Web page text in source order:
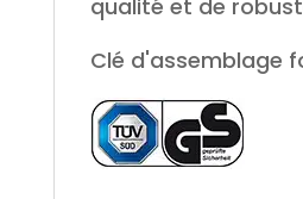
qualité et de
Clé d'assemblage